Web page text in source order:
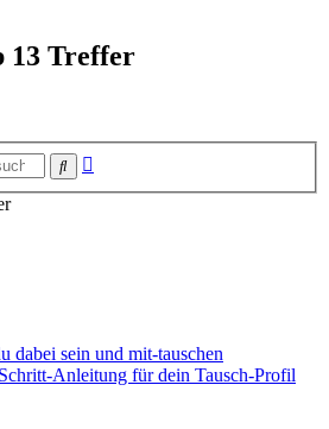
13 Treffer
Suche
dabei sein und mit-tauschen
Anleitung für dein Tausch-Profil